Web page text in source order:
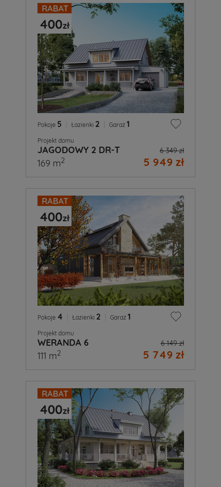
Pokoje 5 Łazienki 2 Garaż 1
Projekt domu
JAGODOWY 2 DR-T 6 349 zł
5 949 zł
169 m2
Pokoje 4 Łazienki 2 Garaż 1
Projekt domu
WERANDA 6 6 149 zł
5 749 zł
111 m2